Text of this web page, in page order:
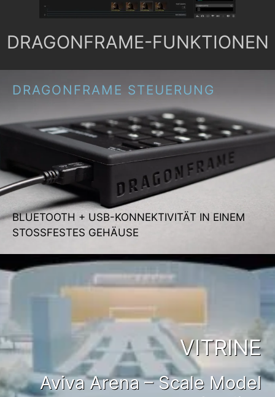
DRAGONFRAME-FUNKTIONEN
DRAGONFRAME STEUERUNG
BLUETOOTH + USB-KONNEKTIVITÄT IN EINEM
STOSSFESTES GEHÄUSE
VITRINE
Aviva Arena – Scale Model